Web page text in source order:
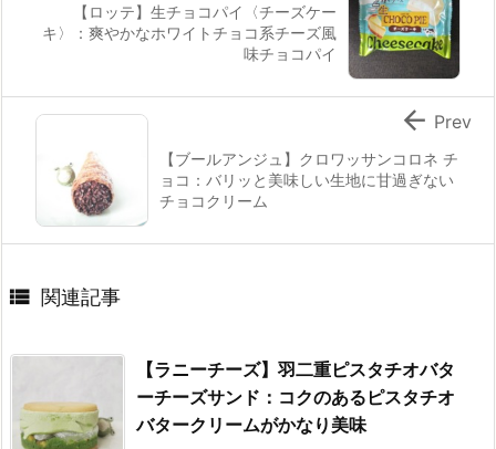
【ロッテ】生チョコパイ〈チーズケー
キ〉：爽やかなホワイトチョコ系チーズ風
味チョコパイ
【ブールアンジュ】クロワッサンコロネ チ
ョコ：バリッと美味しい生地に甘過ぎない
チョコクリーム
 Prev
 関連記事
【ラニーチーズ】羽二重ピスタチオバタ
ーチーズサンド：コクのあるピスタチオ
バタークリームがかなり美味